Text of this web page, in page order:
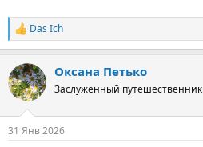
Р
е
к
ц
и
Das Ich
Оксана Петько
Заслуженный путешественник
31 Янв 2026